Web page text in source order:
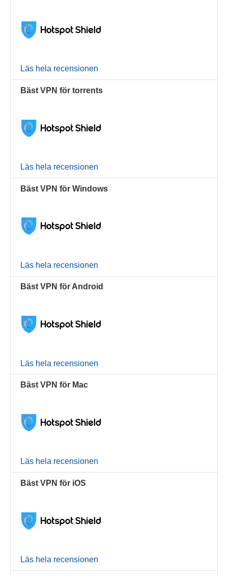
Läs hela recensionen
Bäst VPN för torrents
Läs hela recensionen
Bäst VPN för Windows
Läs hela recensionen
Bäst VPN för Android
Läs hela recensionen
Bäst VPN för Mac
Läs hela recensionen
Bäst VPN för iOS
Läs hela recensionen